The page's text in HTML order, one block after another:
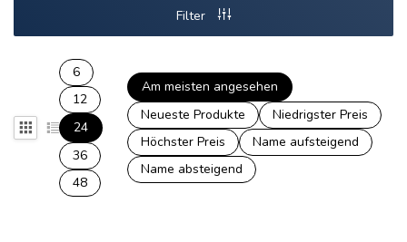
Filter
6
12
24
36
48
Am meisten angesehen
Neueste Produkte
Niedrigster Preis
Höchster Preis
Name aufsteigend
Name absteigend